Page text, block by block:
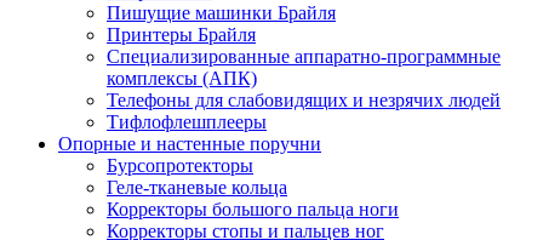
Пишущие машинки Брайля
Принтеры Брайля
Специализированные аппаратно-программные
комплексы (АПК)
Телефоны для слабовидящих и незрячих людей
Тифлофлешплееры
Опорные и настенные поручни
Бурсопротекторы
Геле-тканевые кольца
Корректоры большого пальца ноги
Корректоры стопы и пальцев ног